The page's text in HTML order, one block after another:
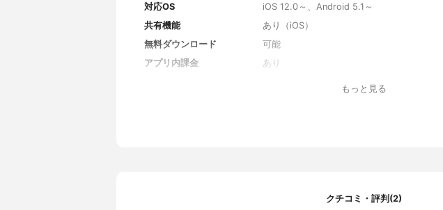
対応OS
iOS 12.0～、Android 5.1～
共有機能
あり（iOS）
無料ダウンロード
可能
アプリ内課金
あり
もっと見る
クチコミ・評判(2)